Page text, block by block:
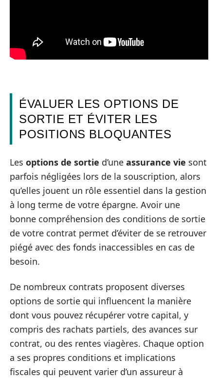
ÉVALUER LES OPTIONS DE
SORTIE ET ÉVITER LES
POSITIONS BLOQUANTES
Les options de sortie d’une assurance vie sont
parfois négligées lors de la souscription, alors
qu’elles jouent un rôle essentiel dans la gestion
à long terme de votre épargne. Avoir une
bonne compréhension des conditions de sortie
de votre contrat permet d’éviter de se retrouver
piégé avec des fonds inaccessibles en cas de
besoin.
De nombreux contrats proposent diverses
options de sortie qui influencent la manière
dont vous pouvez récupérer votre capital, y
compris des rachats partiels, des avances sur
contrat, ou des rentes viagères. Chaque option
a ses propres conditions et implications
fiscales qui peuvent varier d’un assureur à